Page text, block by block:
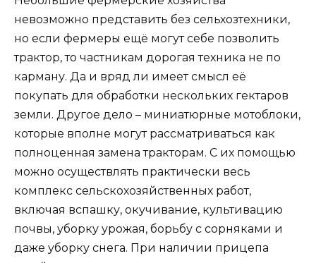
невозможно представить без сельхозтехники,
но если фермеры ещё могут себе позволить
трактор, то частникам дорогая техника не по
карману. Да и вряд ли имеет смысл её
покупать для обработки нескольких гектаров
земли. Другое дело – миниатюрные мотоблоки,
которые вполне могут рассматриваться как
полноценная замена тракторам. С их помощью
можно осуществлять практически весь
комплекс сельскохозяйственных работ,
включая вспашку, окучивание, культивацию
почвы, уборку урожая, борьбу с сорняками и
даже уборку снега. При наличии прицепа